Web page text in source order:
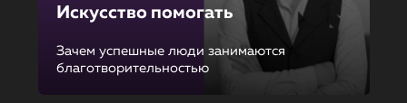
Искусство помогать
Зачем успешные люди занимаются
благотворительностью